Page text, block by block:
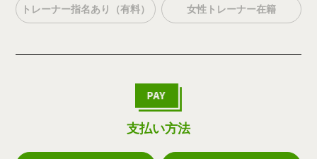
トレーナー指名あり（有料） 女性トレーナー在籍
支払い方法